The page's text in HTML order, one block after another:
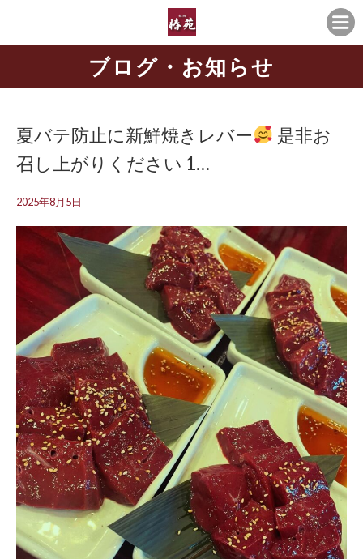
ブログ・お知らせ
夏バテ防止に新鮮焼きレバー
是非お
召し上がりください 1…
2025年8月5日